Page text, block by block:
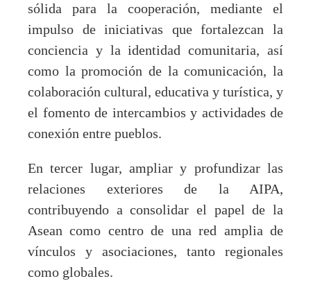
sólida para la cooperación, mediante el
impulso de iniciativas que fortalezcan la
conciencia y la identidad comunitaria, así
como la promoción de la comunicación, la
colaboración cultural, educativa y turística, y
el fomento de intercambios y actividades de
conexión entre pueblos.
En tercer lugar, ampliar y profundizar las
relaciones exteriores de la AIPA,
contribuyendo a consolidar el papel de la
Asean como centro de una red amplia de
vínculos y asociaciones, tanto regionales
como globales.